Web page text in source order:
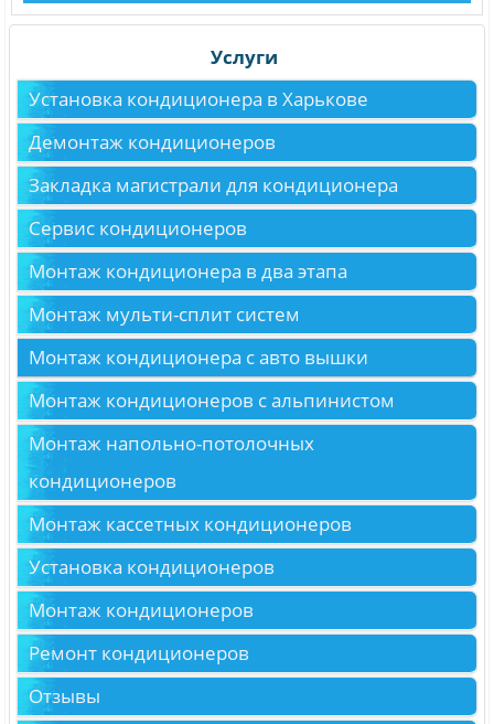
Услуги
Установка кондиционера в Харькове
Демонтаж кондиционеров
Закладка магистрали для кондиционера
Сервис кондиционеров
Монтаж кондиционера в два этапа
Монтаж мульти-сплит систем
Монтаж кондиционера с авто вышки
Монтаж кондиционеров с альпинистом
Монтаж напольно-потолочных
кондиционеров
Монтаж кассетных кондиционеров
Установка кондиционеров
Монтаж кондиционеров
Ремонт кондиционеров
Отзывы